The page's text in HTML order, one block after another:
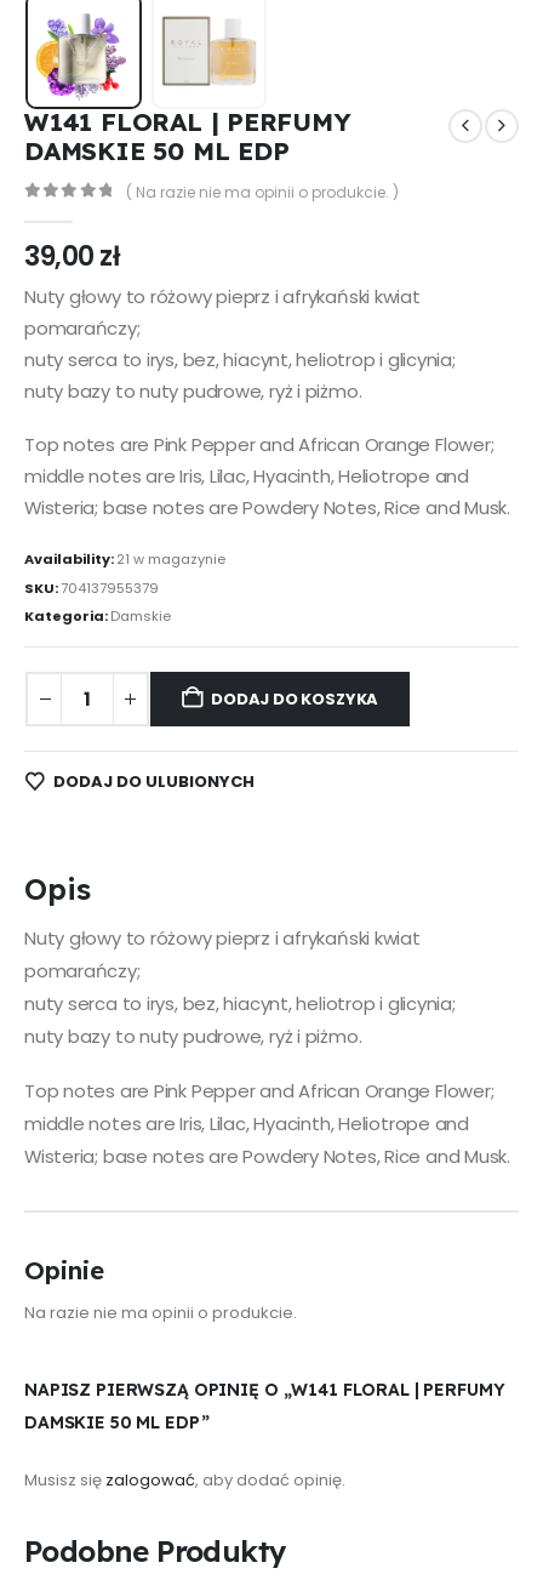
W141 FLORAL | PERFUMY
DAMSKIE 50 ML EDP
( Na razie nie ma opinii o produkcie. )
39,00zł
Nuty głowy to różowy pieprz i afrykański kwiat
pomarańczy;
nuty serca to irys, bez, hiacynt, heliotrop i glicynia;
nuty bazy to nuty pudrowe, ryż i piżmo.
Top notes are Pink Pepper and African Orange Flower;
middle notes are Iris, Lilac, Hyacinth, Heliotrope and
Wisteria; base notes are Powdery Notes, Rice and Musk.
Availability:21 w magazynie
SKU:704137955379
Kategoria:Damskie
DODAJ DO KOSZYKA
DODAJ DO ULUBIONYCH
Opis
Nuty głowy to różowy pieprz i afrykański kwiat
pomarańczy;
nuty serca to irys, bez, hiacynt, heliotrop i glicynia;
nuty bazy to nuty pudrowe, ryż i piżmo.
Top notes are Pink Pepper and African Orange Flower;
middle notes are Iris, Lilac, Hyacinth, Heliotrope and
Wisteria; base notes are Powdery Notes, Rice and Musk.
Opinie
Na razie nie ma opinii o produkcie.
NAPISZ PIERWSZĄ OPINIĘ O „W141 FLORAL | PERFUMY
DAMSKIE 50 ML EDP”
Musisz się zalogować, aby dodać opinię.
Podobne Produkty